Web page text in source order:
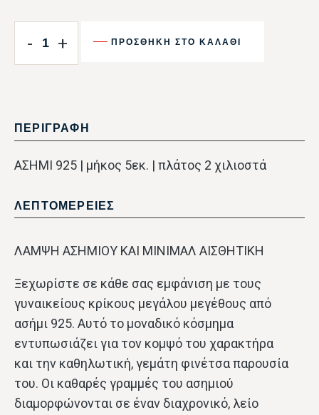
- + ΠΡΟΣΘΉΚΗ ΣΤΟ ΚΑΛΆΘΙ
ΠΕΡΙΓΡΑΦΗ
ΑΣΗΜΙ 925 | μήκος 5εκ. | πλάτος 2 χιλιοστά
ΛΕΠΤΟΜΕΡΕΙΕΣ
ΛΑΜΨΗ ΑΣΗΜΙΟΥ ΚΑΙ ΜΙΝΙΜΑΛ ΑΙΣΘΗΤΙΚΗ
Ξεχωρίστε σε κάθε σας εμφάνιση με τους
γυναικείους κρίκους μεγάλου μεγέθους από
ασήμι 925. Αυτό το μοναδικό κόσμημα
εντυπωσιάζει για τον κομψό του χαρακτήρα
και την καθηλωτική, γεμάτη φινέτσα παρουσία
του. Οι καθαρές γραμμές του ασημιού
διαμορφώνονται σε έναν διαχρονικό, λείο